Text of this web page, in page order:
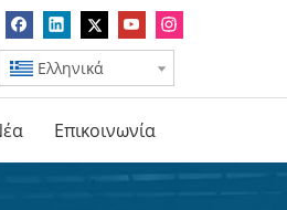
Ελληνικά
Επικοινωνία